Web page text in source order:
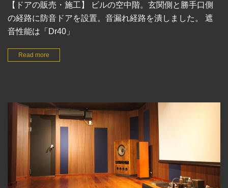
【ドアの販売・施工】 ビルの空中階。玄関側と勝手口側
の経路に防音ドアを設置。音漏れ経路を潰しました。 遮
音性能は「Dr40」
Read more